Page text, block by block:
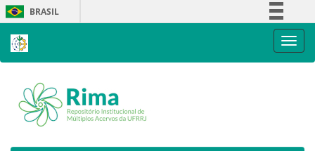
Skip
navigation
BRASIL